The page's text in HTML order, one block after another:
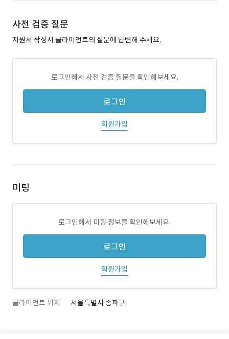
사전 검증 질문
지원서 작성시 클라이언트의 질문에 답변해 주세요.
로그인해서 사전 검증 질문을 확인해보세요.
로그인
회원가입
미팅
로그인해서 미팅 정보를 확인해보세요.
로그인
회원가입
클라이언트 위치 서울특별시 송파구